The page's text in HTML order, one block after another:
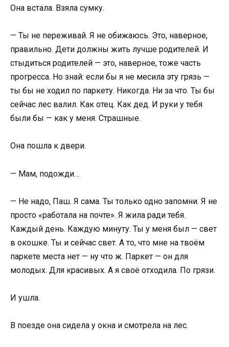
Она встала. Взяла сумку.
— Ты не переживай. Я не обижаюсь. Это, наверное,
правильно. Дети должны жить лучше родителей. И
стыдиться родителей — это, наверное, тоже часть
прогресса. Но знай: если бы я не месила эту грязь —
ты бы не ходил по паркету. Никогда. Ни за что. Ты бы
сейчас лес валил. Как отец. Как дед. И руки у тебя
были бы — как у меня. Страшные.
Она пошла к двери.
— Мам, подожди…
— Не надо, Паш. Я сама. Ты только одно запомни. Я не
просто «работала на почте». Я жила ради тебя.
Каждый день. Каждую минуту. Ты у меня был — свет
в окошке. Ты и сейчас свет. А то, что мне на твоём
паркете места нет — ну что ж. Паркет — он для
молодых. Для красивых. А я своё отходила. По грязи.
И ушла.
В поезде она сидела у окна и смотрела на лес.